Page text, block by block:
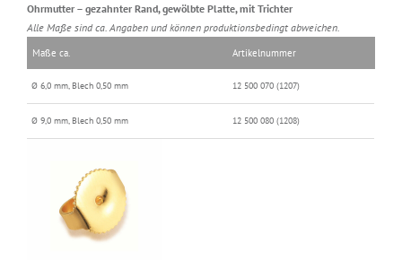
Ohrmutter – gezahnter Rand, gewölbte Platte, mit Trichter
Alle Maße sind ca. Angaben und können produktionsbedingt abweichen.
Maße ca. Artikelnummer
Ø 6,0 mm, Blech 0,50 mm 12 500 070 (1207)
Ø 9,0 mm, Blech 0,50 mm 12 500 080 (1208)